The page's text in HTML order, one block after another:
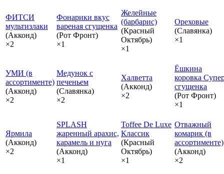
ФИТСИ
мультизлаки
(Акконд)
×2
Фонарики вкус
вареная сгущенка
(Рот Фронт)
×1
Желейные
(барбарис)
(Красный
Октябрь)
×1
Ореховые
(Славянка)
×1
УМИ (в
ассортименте)
(Акконд)
×2
Медунок с
печеньем
(Славянка)
×2
Халветта
(Акконд)
×2
Ёшкина
коровка
сгущенка
(Рот Фронт)
×1
Ярмила
(Акконд)
×2
SPLASH
жаренный арахис,
карамель и нуга
(Акконд)
×1
Toffee De Luxe
Классик
(Красный
Октябрь)
×1
Отважный
комарик (в
ассортименте)
(Акконд)
×2